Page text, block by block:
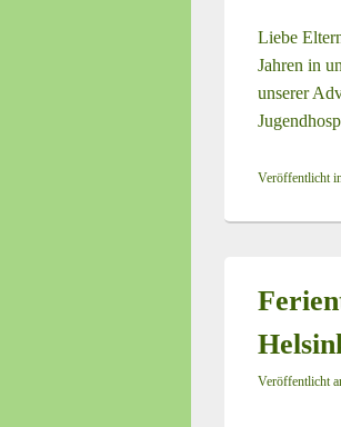
Liebe
Jahren in
unserer
Veröffentlicht
Veröffentlicht